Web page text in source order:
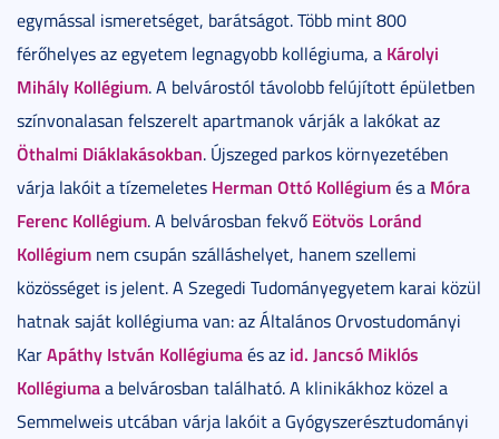
egymással ismeretséget, barátságot. Több mint 800
férőhelyes az egyetem legnagyobb kollégiuma, a Károlyi
Mihály Kollégium. A belvárostól távolobb felújított épületben
színvonalasan felszerelt apartmanok várják a lakókat az
Öthalmi Diáklakásokban. Újszeged parkos környezetében
várja lakóit a tízemeletes Herman Ottó Kollégiumés a Móra
Ferenc Kollégium. A belvárosban fekvő Eötvös Loránd
Kollégium nem csupán szálláshelyet, hanem szellemi
közösséget is jelent. A Szegedi Tudományegyetem karai közül
hatnak saját kollégiuma van: az Általános Orvostudományi
KarApáthy István Kollégiumaés az id. Jancsó Miklós
Kollégiumaa belvárosban található. A klinikákhoz közel a
Semmelweis utcában várja lakóit a Gyógyszerésztudományi